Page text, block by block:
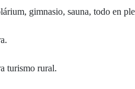
gimnasio, sauna, todo en
turismo rural.